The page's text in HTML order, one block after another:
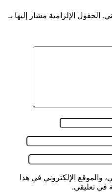
الحقول الإلزامية مشار إليها بـ
والموقع الإلكتروني في هذا
في تعليقي.